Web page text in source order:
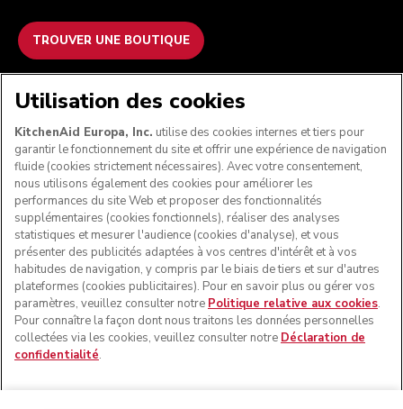
TROUVER UNE BOUTIQUE
NOUS ACCEPTONS
SUIVEZ-NOUS
Utilisation des cookies
KitchenAid Europa, Inc. utilise des cookies internes et tiers pour
garantir le fonctionnement du site et offrir une expérience de navigation
fluide (cookies strictement nécessaires). Avec votre consentement,
nous utilisons également des cookies pour améliorer les
performances du site Web et proposer des fonctionnalités
supplémentaires (cookies fonctionnels), réaliser des analyses
statistiques et mesurer l'audience (cookies d'analyse), et vous
présenter des publicités adaptées à vos centres d'intérêt et à vos
habitudes de navigation, y compris par le biais de tiers et sur d'autres
plateformes (cookies publicitaires). Pour en savoir plus ou gérer vos
paramètres, veuillez consulter notre Politique relative aux cookies.
Pour connaître la façon dont nous traitons les données personnelles
collectées via les cookies, veuillez consulter notre Déclaration de
confidentialité.